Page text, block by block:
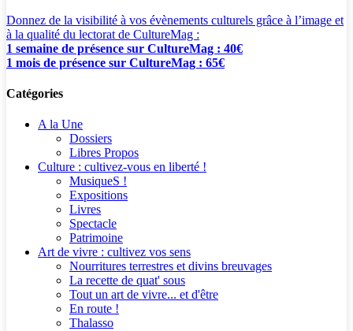
Donnez de la visibilité à vos évènements culturels grâce à l’image et
à la qualité du lectorat de CultureMag :
1 semaine de présence sur CultureMag : 40€
1 mois de présence sur CultureMag : 65€
Catégories
A la Une
Dossiers
Libres Propos
Culture : cultivez-vous en liberté !
MusiqueS !
Expositions
Livres
Spectacle
Patrimoine
Art de vivre : cultivez vos sens
Nourritures terrestres et divins breuvages
La recette de quat' sous
Tout un art de vivre... et d'être
En route !
Thalasso